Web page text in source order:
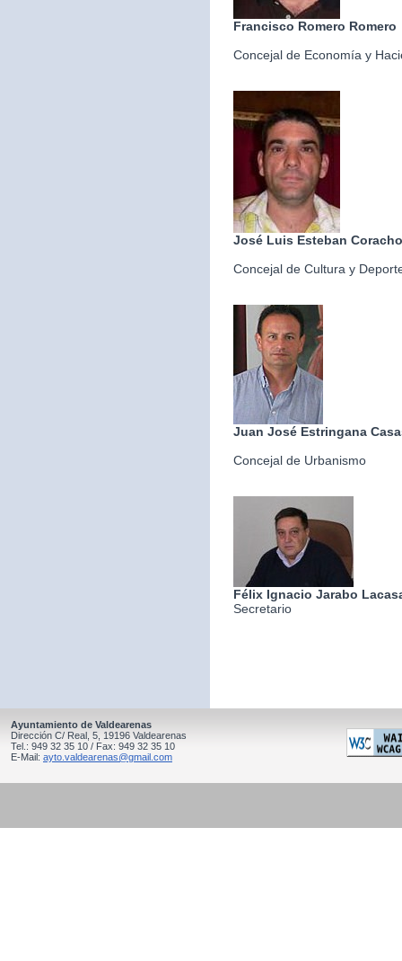
Francisco Romero Romero
Concejal de Economía y
José Luis Esteban Coracho
Concejal de Cultura y
Juan José Estringana
Concejal de Urbanismo
Félix Ignacio Jarabo
Secretario
Ayuntamiento de Valdearenas
Dirección C/ Real, 5, 19196 Valdearenas
Tel.: 949 32 35 10 / Fax: 949 32 35 10
E-Mail: ayto.valdearenas@gmail.com